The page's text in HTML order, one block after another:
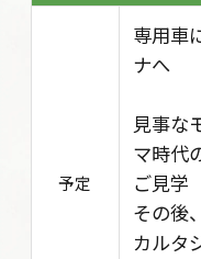
予定
専用車
ナへ
見事な
マ時代
ご見学
その後
カルタ